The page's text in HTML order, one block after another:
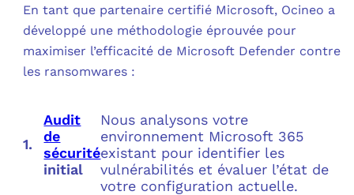
En tant que partenaire certifié Microsoft, Ocineo a
développé une méthodologie éprouvée pour
maximiser l’efficacité de Microsoft Defender contre
les ransomwares :
Audit
de
sécurité
initial
Nous analysons votre
environnement Microsoft 365
existant pour identifier les
vulnérabilités et évaluer l’état de
votre configuration actuelle.